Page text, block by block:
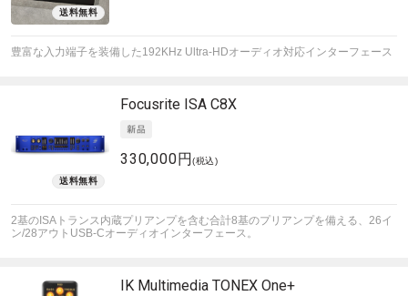
豊富な入力端子を装備した192KHz Ultra-HDオーディオ対応インターフェース
Focusrite ISA C8X
330,000円(税込)
2基のISAトランス内蔵プリアンプを含む合計8基のプリアンプを備える、26イ
ン/28アウトUSB-Cオーディオインターフェース。
IK Multimedia TONEX One+